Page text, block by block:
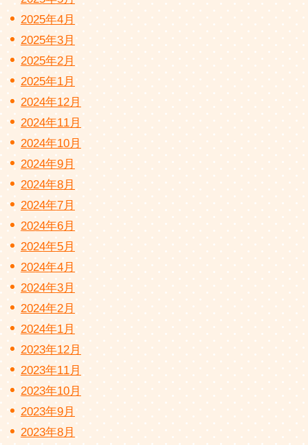
2025年4月
2025年3月
2025年2月
2025年1月
2024年12月
2024年11月
2024年10月
2024年9月
2024年8月
2024年7月
2024年6月
2024年5月
2024年4月
2024年3月
2024年2月
2024年1月
2023年12月
2023年11月
2023年10月
2023年9月
2023年8月